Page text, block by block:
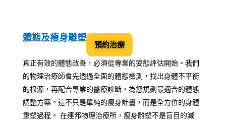
體態及瘦身雕塑
預約治療
真正有效的體態改善，必須從專業的姿態評估開始。我們
的物理治療師會先透過全面的體態檢測，找出身體不平衡
的根源，再配合專業的醫療診斷，為您規劃最適合的體態
調整方案。這不只是單純的瘦身計畫，而是全方位的身體
重塑過程。 在連邦物理治療所，瘦身雕塑不是盲目的減